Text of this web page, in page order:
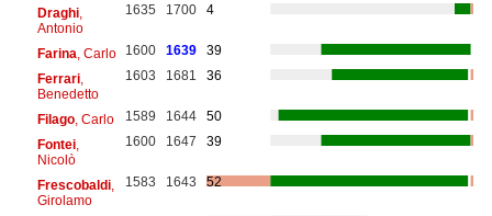
Draghi,
Antonio
1635 1700 4
Farina , Carlo 1600 1639
39
Ferrari,
Benedetto
1603 1681 36
Filago, Carlo 1589 1644
50
Fontei,
Nicolò
1600 1647 39
Frescobaldi,
Girolamo
1583 1643 52